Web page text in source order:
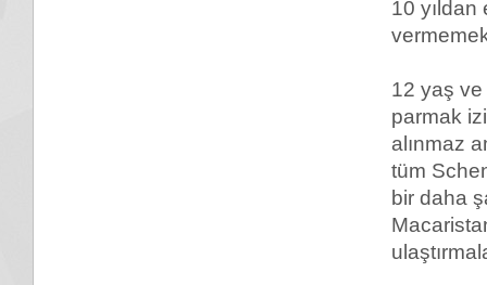
10
12 yaş ve
parmak
alınmaz
tüm
bir daha